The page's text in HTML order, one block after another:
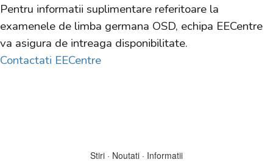
Pentru informatii suplimentare referitoare la
examenele de limba germana OSD, echipa EECentre
va asigura de intreaga disponibilitate.
Contactati EECentre
Stiri · Noutati · Informatii